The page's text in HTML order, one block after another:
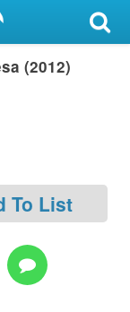
(2012)
To List